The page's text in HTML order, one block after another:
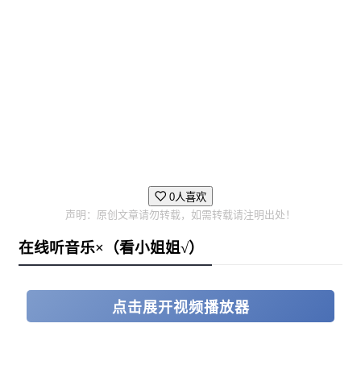
0人喜欢
声明：原创文章请勿转载，如需转载请注明出处！
在线听音乐×（看小姐姐√）
点击展开视频播放器